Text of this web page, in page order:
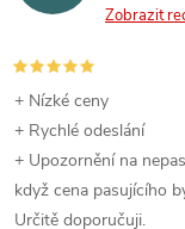
Zobrazit
+ Nízké ceny
+ Rychlé odeslání
+ Upozornění na
když cena pasujícího
Určitě doporučuji.